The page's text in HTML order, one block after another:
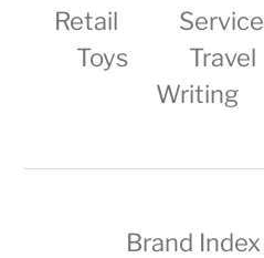
Retail
Service
Toys
Travel
Writing
Brand Index